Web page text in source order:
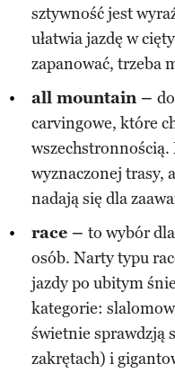
sztywność jest
ułatwia jazdę w
zapanować, trzeba
all mountain –
carvingowe, które
wszechstronnością.
wyznaczonej trasy,
nadają się dla
race – to wybór
osób. Narty typu
jazdy po ubitym
kategorie:
świetnie sprawdzją
zakrętach) i